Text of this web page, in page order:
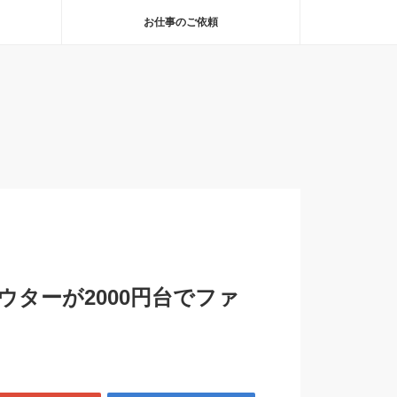
お仕事のご依頼
ターが2000円台でファ